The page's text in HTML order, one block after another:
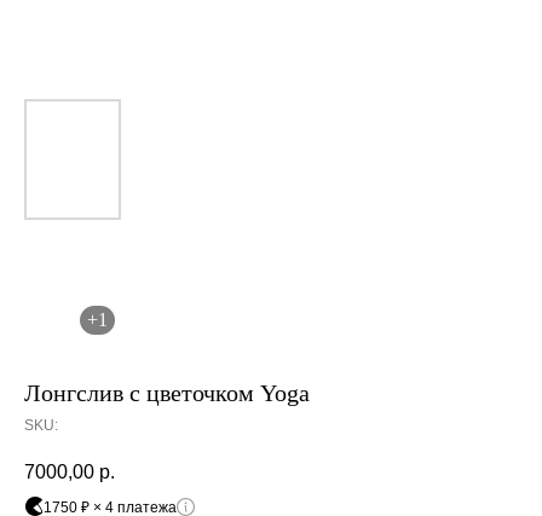
Лонгслив с цветочком Yoga
SKU:
7000,00 р.
1750 ₽ × 4 платежа